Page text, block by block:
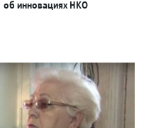
об инновациях НКО